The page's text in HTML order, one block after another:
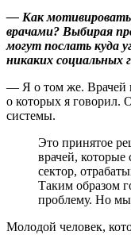
— Как
врачами? Выбирая
могут послать куда
никаких социальных
— Я о том же. Врачей
о которых я говорил.
системы.
Это принятое
врачей, которые
сектор,
Таким образом
проблему. Но
Молодой человек,